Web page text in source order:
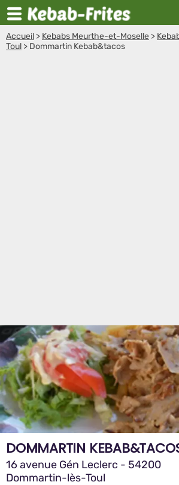
Accueil > Kebabs Meurthe-et-Moselle >
Toul > Dommartin Kebab&tacos
DOMMARTIN
16 avenue Gén Leclerc - 54200
Dommartin-lès-Toul